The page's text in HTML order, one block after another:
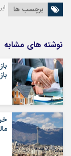
برچسب ها
نوشته های مشابه